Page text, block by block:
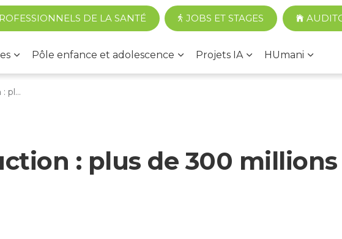
Accéder au contenu principal
Pôle enfance et adolescence Projets IA HUmani
DE LA SANTÉ JOBS ET STAGES
: plus de 300